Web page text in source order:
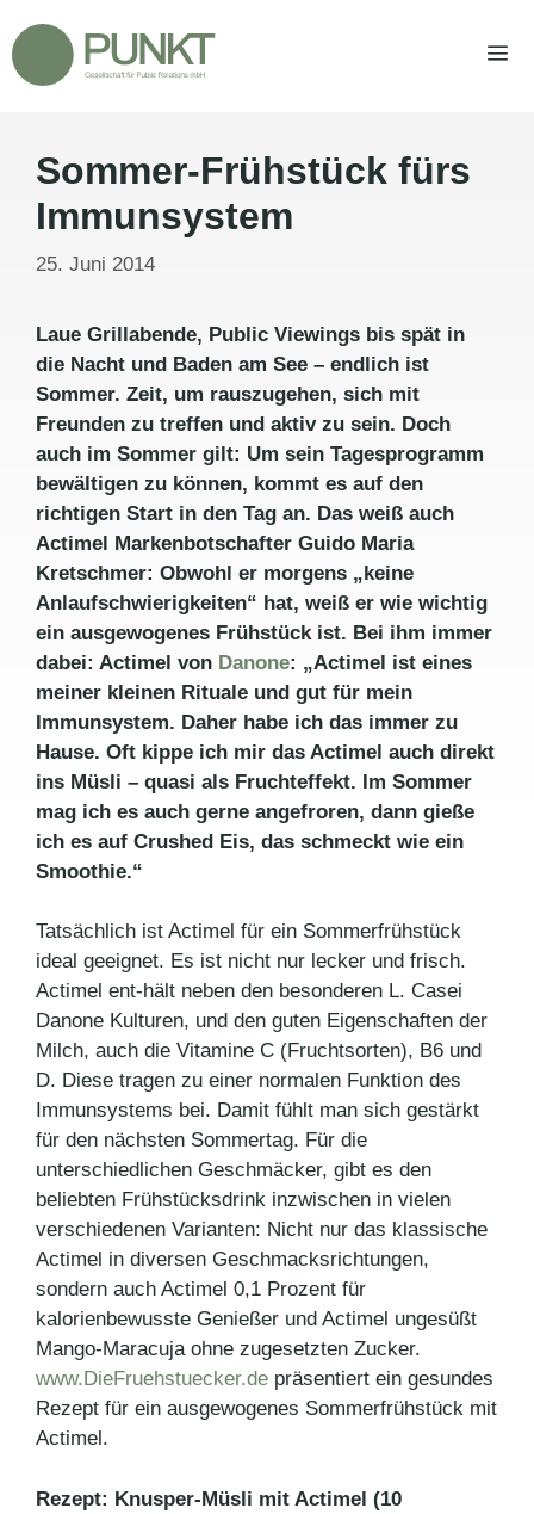
Inhalt
springen
Sommer-Frühstück fürs
Immunsystem
25. Juni 2014
Laue Grillabende, Public Viewings bis spät in
die Nacht und Baden am See – endlich ist
Sommer. Zeit, um rauszugehen, sich mit
Freunden zu treffen und aktiv zu sein. Doch
auch im Sommer gilt: Um sein Tagesprogramm
bewältigen zu können, kommt es auf den
richtigen Start in den Tag an. Das weiß auch
Actimel Markenbotschafter Guido Maria
Kretschmer: Obwohl er morgens „keine
Anlaufschwierigkeiten“ hat, weiß er wie wichtig
ein ausgewogenes Frühstück ist. Bei ihm immer
dabei: Actimel von Danone: „Actimel ist eines
meiner kleinen Rituale und gut für mein
Immunsystem. Daher habe ich das immer zu
Hause. Oft kippe ich mir das Actimel auch direkt
ins Müsli – quasi als Fruchteffekt. Im Sommer
mag ich es auch gerne angefroren, dann gieße
ich es auf Crushed Eis, das schmeckt wie ein
Smoothie.“
Tatsächlich ist Actimel für ein Sommerfrühstück
ideal geeignet. Es ist nicht nur lecker und frisch.
Actimel ent-hält neben den besonderen L. Casei
Danone Kulturen, und den guten Eigenschaften der
Milch, auch die Vitamine C (Fruchtsorten), B6 und
D. Diese tragen zu einer normalen Funktion des
Immunsystems bei. Damit fühlt man sich gestärkt
für den nächsten Sommertag. Für die
unterschiedlichen Geschmäcker, gibt es den
beliebten Frühstücksdrink inzwischen in vielen
verschiedenen Varianten: Nicht nur das klassische
Actimel in diversen Geschmacksrichtungen,
sondern auch Actimel 0,1 Prozent für
kalorienbewusste Genießer und Actimel ungesüßt
Mango-Maracuja ohne zugesetzten Zucker.
www.DieFruehstuecker.de präsentiert ein gesundes
Rezept für ein ausgewogenes Sommerfrühstück mit
Actimel.
Rezept: Knusper-Müsli mit Actimel (10